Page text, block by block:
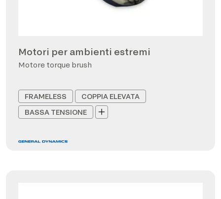
Motori per ambienti estremi
Motore torque brush
FRAMELESS
COPPIA ELEVATA
BASSA TENSIONE